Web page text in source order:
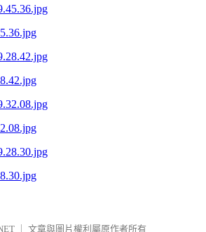
文章與圖片權利屬原作者所有